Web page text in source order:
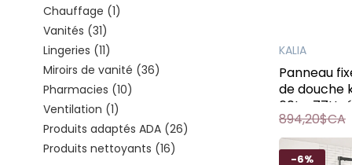
Chauffage (1)
Vanités (31)
Lingeries (11)
Miroirs de vanité (36)
Pharmacies (10)
Ventilation (1)
Produits adaptés ADA (26)
Produits nettoyants (16)
KALIA
Panneau
de douche
60L x 77H
matte 1/2
894,20$CA
-6%